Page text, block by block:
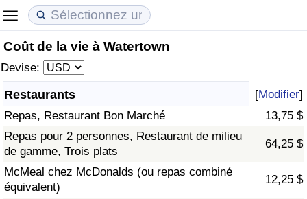
Coût de la vie à Watertown
Devise:
Restaurants [Modifier]
Repas, Restaurant Bon Marché
13,75 $
Repas pour 2 personnes, Restaurant de milieu
de gamme, Trois plats
64,25 $
McMeal chez McDonalds (ou repas combiné
équivalent)
12,25 $
Coût de la vie
Indice du Coût de la Vie
Indice du coût de la vie par pays
à Akaba
Prix de l'immobilier
Indice des Prix de l'immobilier
Indice des Prix de l'immobilier par Pays
Qualité de Vie
Indice de Qualité de Vie (Actuel)
Indice de qualité de vie par pays
Criminalité